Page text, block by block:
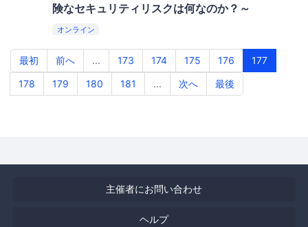
険なセキュリティリスクは何なのか？～
オンライン
最初 前へ ... 173 174 175 176
177
178
179 180 181 ... 次へ 最後
主催者にお問い合わせ
ヘルプ